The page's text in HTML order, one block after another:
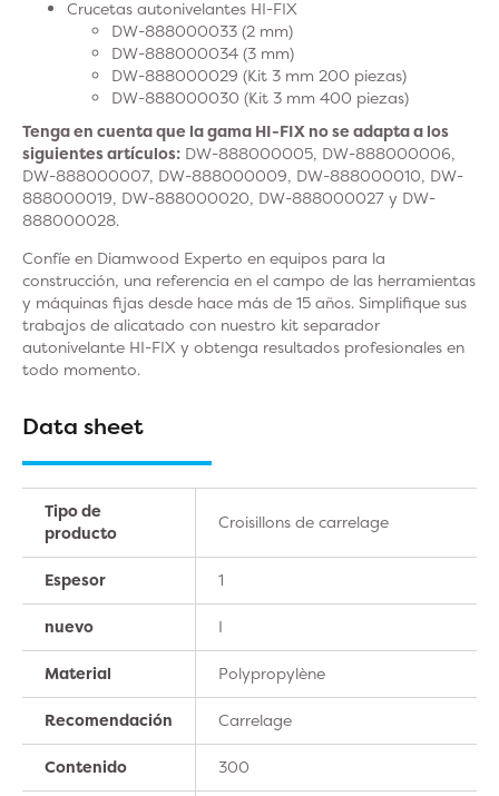
Crucetas autonivelantes HI-FIX
DW-888000033 (2 mm)
DW-888000034 (3 mm)
DW-888000029 (Kit 3 mm 200 piezas)
DW-888000030 (Kit 3 mm 400 piezas)
Tenga en cuenta que la gama HI-FIX no se adapta a los
siguientes artículos: DW-888000005, DW-888000006,
DW-888000007, DW-888000009, DW-888000010, DW-
888000019, DW-888000020, DW-888000027 y DW-
888000028.
Confíe en Diamwood Experto en equipos para la
construcción, una referencia en el campo de las herramientas
y máquinas fijas desde hace más de 15 años. Simplifique sus
trabajos de alicatado con nuestro kit separador
autonivelante HI-FIX y obtenga resultados profesionales en
todo momento.
Data sheet
Tipo de
producto
Croisillons de carrelage
Espesor 1
nuevo I
Material Polypropylène
Recomendación Carrelage
Contenido 300